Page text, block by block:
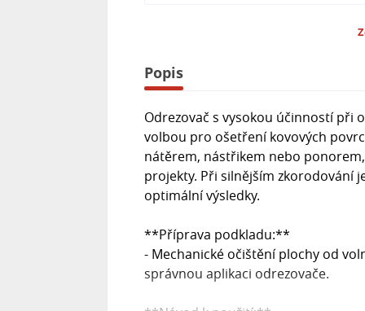
Popis
Odrezovač s vysokou účinností při
volbou pro ošetření kovových
nátěrem, nástřikem nebo
projekty. Při silnějším zkorodování
optimální výsledky.
**Příprava podkladu:**
- Mechanické očištění plochy od
správnou aplikaci odrezovače.